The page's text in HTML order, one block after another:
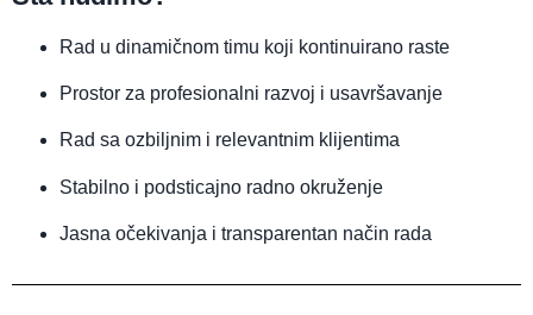
Rad u dinamičnom timu koji kontinuirano raste
Prostor za profesionalni razvoj i usavršavanje
Rad sa ozbiljnim i relevantnim klijentima
Stabilno i podsticajno radno okruženje
Jasna očekivanja i transparentan način rada